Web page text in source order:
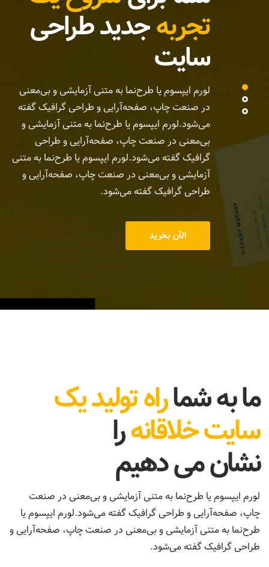
تجربهجدید طراحی
سایت
لورم ایپسوم یا طرح‌نما به متنی آزمایشی و بی‌معنی
در صنعت چاپ، صفحه‌آرایی و طراحی گرافیک گفته
می‌شود.لورم ایپسوم یا طرح‌نما به متنی آزمایشی و
بی‌معنی در صنعت چاپ، صفحه‌آرایی و طراحی
گرافیک گفته می‌شود.لورم ایپسوم یا طرح‌نما به متنی
آزمایشی و بی‌معنی در صنعت چاپ، صفحه‌آرایی و
طراحی گرافیک گفته می‌شود.
الآن بخرید
ما به شماراه تولید یک
سایت خلاقانهرا
نشان می دهیم
لورم ایپسوم یا طرح‌نما به متنی آزمایشی و بی‌معنی در صنعت
چاپ، صفحه‌آرایی و طراحی گرافیک گفته می‌شود.لورم ایپسوم یا
طرح‌نما به متنی آزمایشی و بی‌معنی در صنعت چاپ، صفحه‌آرایی و
طراحی گرافیک گفته می‌شود.